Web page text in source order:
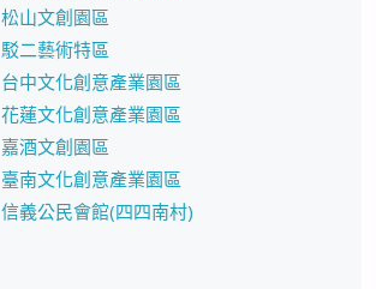
松山文創園區
駁二藝術特區
台中文化創意產業園區
花蓮文化創意產業園區
嘉酒文創園區
臺南文化創意產業園區
信義公民會館(四四南村)